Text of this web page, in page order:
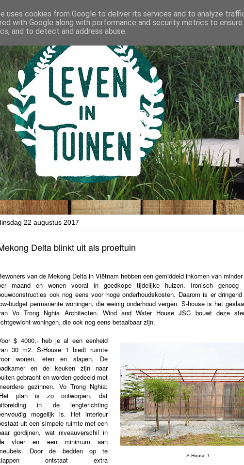
22 augustus 2017
Delta blinkt uit als proeftuin
van de Mekong Delta in Viëtnam hebben een gemiddeld inkomen van
maand en wonen vooral in goedkope tijdelijke huizen. Ironisch genoeg
ook nog eens voor hoge onderhoudskosten. Daarom is er
budget permanente woningen, die weinig onderhoud vergen. S-house is het
Vo Trong Nghia Architecten. Wind and Water House JSC bouwt deze
woningen, die ook nog eens betaalbaar zijn.
S-House 1
$ 4000,- heb je al een eenheid
30 m2. S-House 1 biedt ruimte
wonen, eten en slapen. De
en de keuken zijn naar
gebracht en worden gedeeld met
gezinnen. Vo Trong Nghia:
plan is zo ontworpen, dat
in de lengterichting
mogelijk is. Het interieur
uit een simpele ruimte met een
gordijnen, wat niveauverschil in
vloer en een minimum aan
Door de bedden op te
ontstaat extra
uses cookies from Google to deliver its services and to analyze
with Google along with performance and security metrics to
and to detect and address abuse.